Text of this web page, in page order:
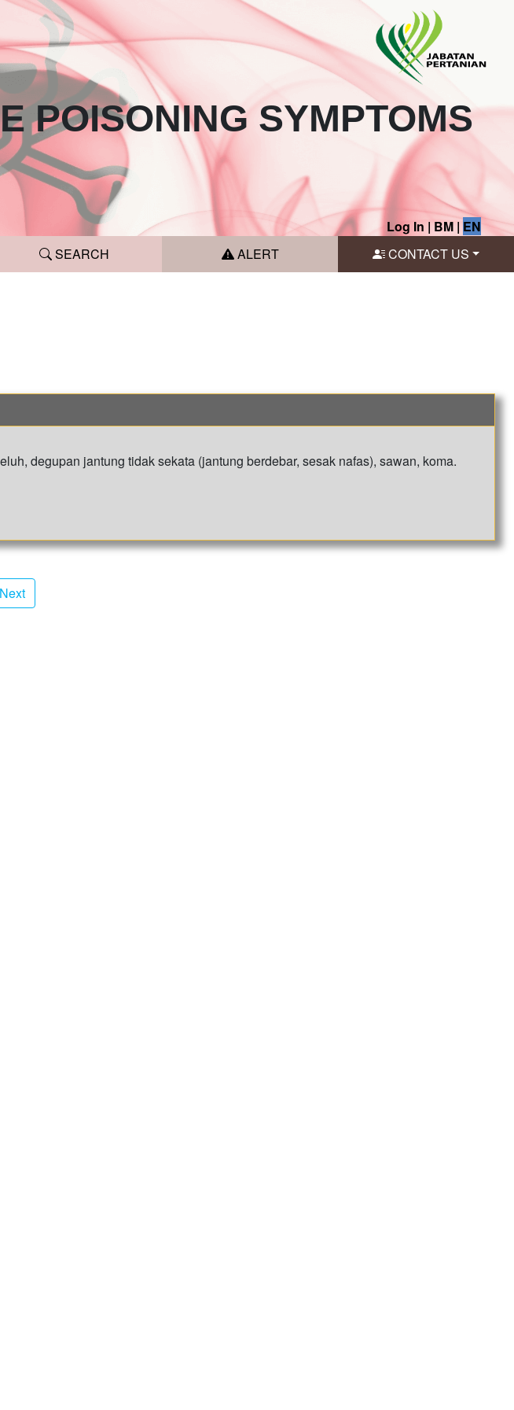
POISONING SYMPTOMS
Log In | BM | EN
SEARCH ALERT CONTACT US
degupan jantung tidak sekata (jantung berdebar, sesak nafas), sawan, koma.
Next